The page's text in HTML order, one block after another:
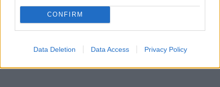
CONFIRM
Data Deletion Data Access Privacy Policy
0 7 MARS, 2018